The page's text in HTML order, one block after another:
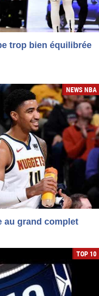
trop bien équilibrée
NEWS NBA
au grand complet
TOP 10